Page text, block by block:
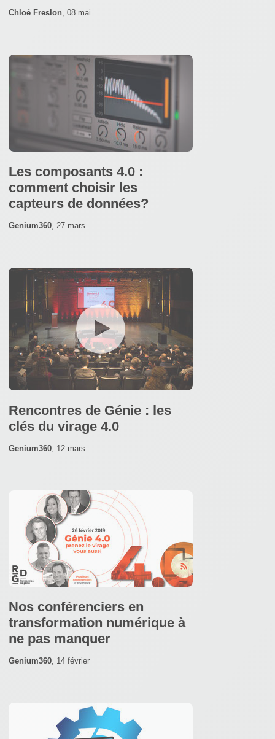
Chloé Freslon 08 mai
Les composants 4.0 :
comment choisir les
capteurs de données?
Genium360 27 mars
Rencontres de Génie : les
clés du virage 4.0
Genium360 12 mars
Nos conférenciers en
transformation numérique à
ne pas manquer
Genium360 14 février